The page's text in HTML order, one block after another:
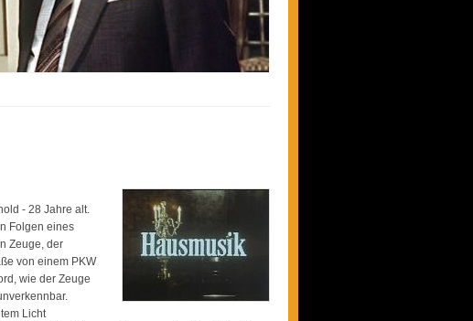
- 28 Jahre alt.
Folgen eines
Zeuge, der
von einem PKW
wie der Zeuge
Licht